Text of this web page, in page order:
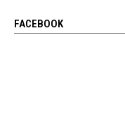
FACEBOOK